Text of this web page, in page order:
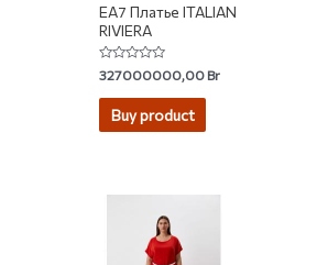
EA7 Платье ITALIAN
RIVIERA
Rated
0
out
327000000,00Br
Buy product